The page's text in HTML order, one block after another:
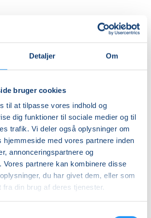
Detaljer Om
bruger cookies
til at tilpasse vores indhold og
dig funktioner til sociale medier og til
trafik. Vi deler også oplysninger om
hjemmeside med vores partnere inden
annonceringspartnere og
Vores partnere kan kombinere disse
du har givet dem, eller som
fra din brug af deres tjenester.
andet rasleæg, tørklæder, bolde,
og andre spændende rekvisitter,
bevægelse og nysgerrighed.
børnenes alder og udvikling,
– uanset forudsætninger.
på nye oplevelser og
velkendte sange, lege og
en tryg ramme, hvor barnet kan
deltage aktivt og udvikle sig i sit eget
til enkle og sjove
som kan tages med hjem og skabe
i hverdagen.